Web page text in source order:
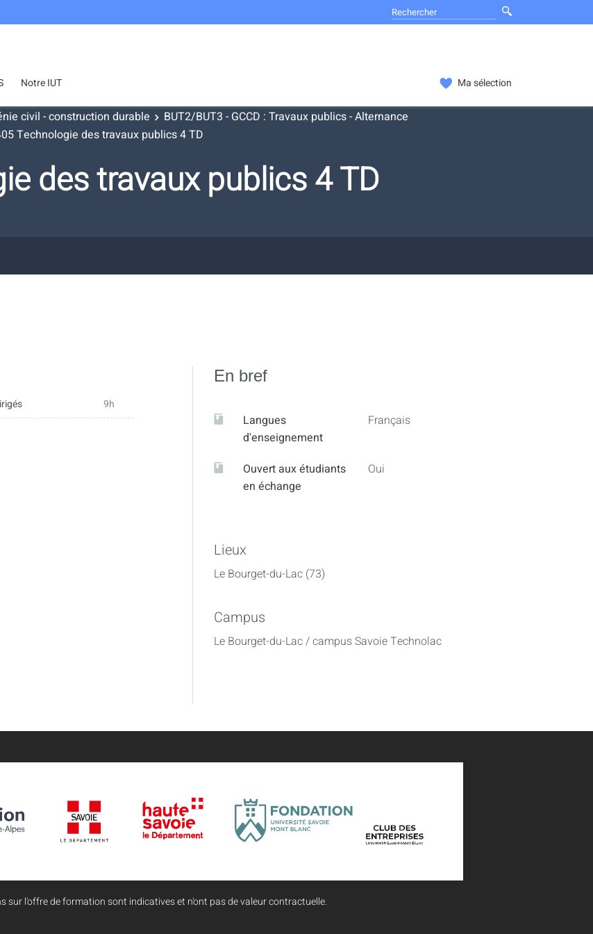
Notre IUT Ma sélection
civil - construction durable
BUT2/BUT3 - GCCD : Travaux publics - Alternance
Technologie des travaux publics 4 TD
des travaux publics 4 TD
9h
En bref
Langues
d'enseignement
Français
Ouvert aux étudiants
en échange
Oui
Lieux
Le Bourget-du-Lac (73)
Campus
Le Bourget-du-Lac / campus Savoie Technolac
sur l'offre de formation sont indicatives et n'ont pas de valeur contractuelle.